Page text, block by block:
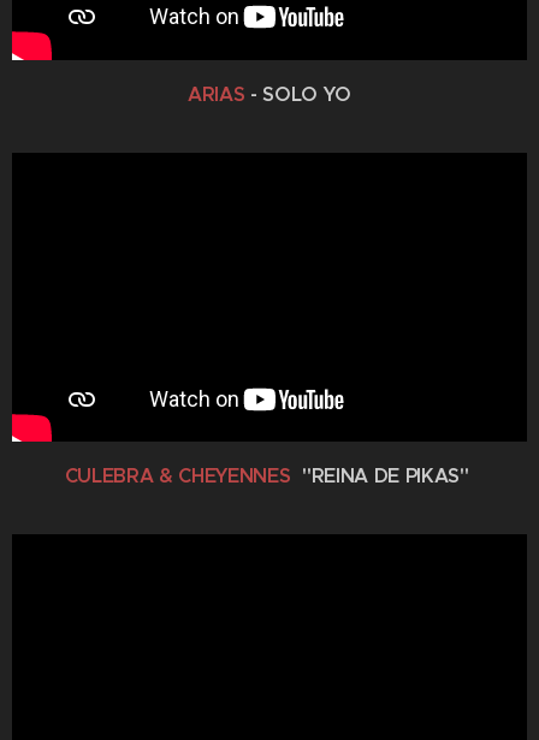
ARIAS - SOLO YO
CULEBRA & CHEYENNES "REINA DE PIKAS"